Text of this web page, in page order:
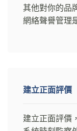
其他對你的品
網絡聲譽管理
建立正面評價
建立正面評價